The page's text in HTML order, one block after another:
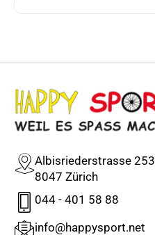
Albisriederstrasse 253
8047 Zürich
044 - 401 58 88
info@happysport.net